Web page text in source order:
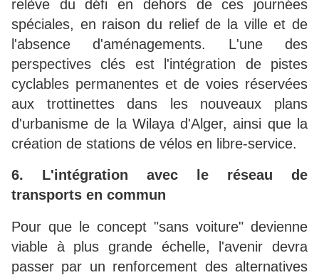
relève du défi en dehors de ces journées
spéciales, en raison du relief de la ville et de
l'absence d'aménagements. L'une des
perspectives clés est l'intégration de pistes
cyclables permanentes et de voies réservées
aux trottinettes dans les nouveaux plans
d'urbanisme de la Wilaya d'Alger, ainsi que la
création de stations de vélos en libre-service.
6. L'intégration avec le réseau de
transports en commun
Pour que le concept "sans voiture" devienne
viable à plus grande échelle, l'avenir devra
passer par un renforcement des alternatives